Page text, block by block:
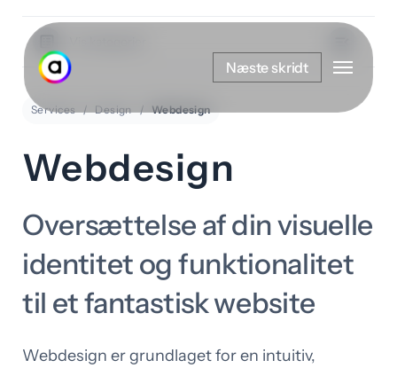
hovedindhold
Næste skridt Menu
Services Design Webdesign
Webdesign
Oversættelse af din visuelle
identitet og funktionalitet
til et fantastisk website
Webdesign er grundlaget for en intuitiv,